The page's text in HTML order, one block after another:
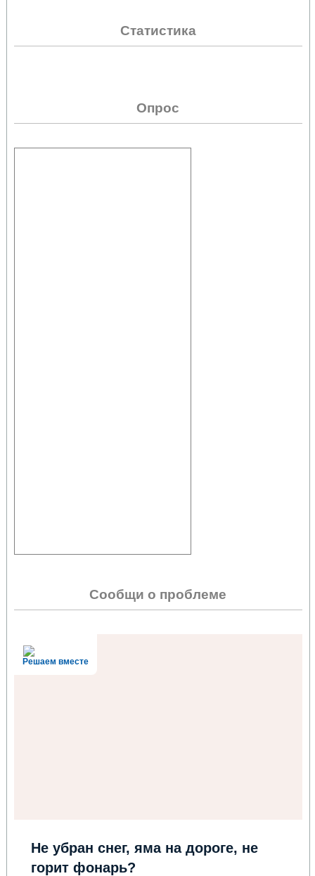
Статистика
Опрос
Сообщи о проблеме
Решаем вместе
Не убран снег, яма на дороге, не
горит фонарь?